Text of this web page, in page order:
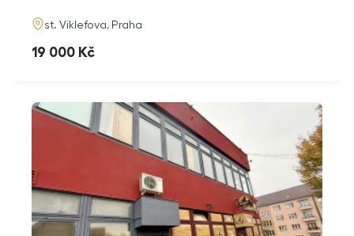
adresa
st. Viklefova, Praha
cena
19 000 Kč